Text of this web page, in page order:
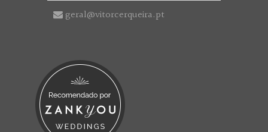
geral@vitorcerqueira.pt